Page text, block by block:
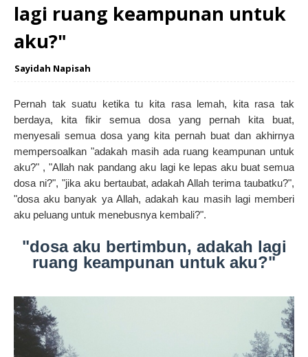
lagi ruang keampunan untuk
aku?"
Sayidah Napisah
Pernah tak suatu ketika tu kita rasa lemah, kita rasa tak
berdaya, kita fikir semua dosa yang pernah kita buat,
menyesali semua dosa yang kita pernah buat dan akhirnya
mempersoalkan "adakah masih ada ruang keampunan untuk
aku?" , "Allah nak pandang aku lagi ke lepas aku buat semua
dosa ni?", "jika aku bertaubat, adakah Allah terima taubatku?",
"dosa aku banyak ya Allah, adakah kau masih lagi memberi
aku peluang untuk menebusnya kembali?".
"dosa aku bertimbun, adakah lagi
ruang keampunan untuk aku?"